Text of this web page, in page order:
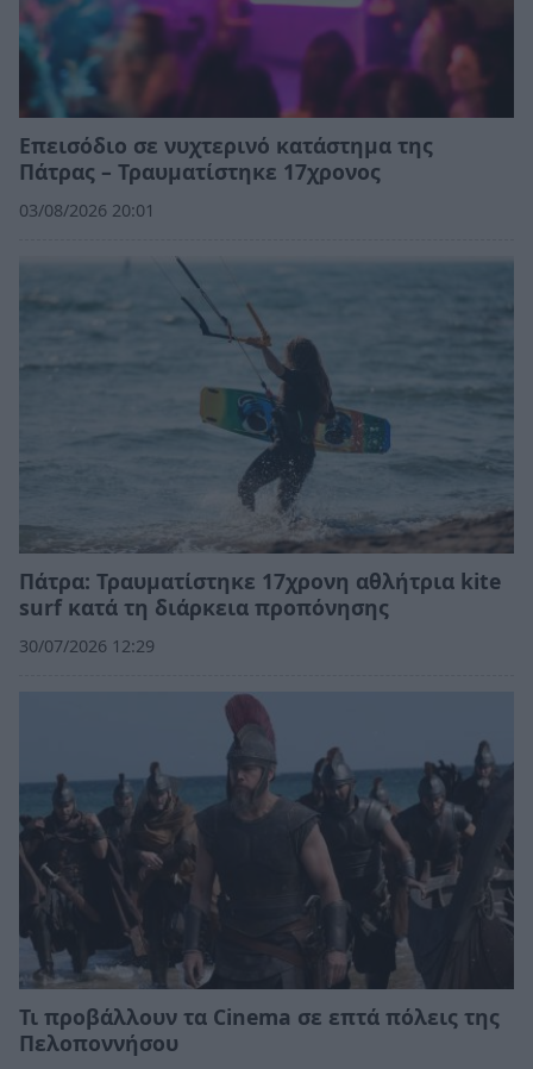
Επεισόδιο σε νυχτερινό κατάστημα της
Πάτρας – Τραυματίστηκε 17χρονος
03/08/2026 20:01
Πάτρα: Τραυματίστηκε 17χρονη αθλήτρια kite
surf κατά τη διάρκεια προπόνησης
30/07/2026 12:29
Τι προβάλλουν τα Cinema σε επτά πόλεις της
Πελοποννήσου